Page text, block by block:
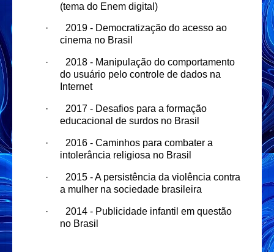
(tema do Enem digital)
·
2019 - Democratização do acesso ao
cinema no Brasil
·
2018 - Manipulação do comportamento
do usuário pelo controle de dados na
Internet
·
2017 - Desafios para a formação
educacional de surdos no Brasil
·
2016 - Caminhos para combater a
intolerância religiosa no Brasil
·
2015 - A persistência da violência contra
a mulher na sociedade brasileira
· 2014 - Publicidade infantil em questão
no Brasil